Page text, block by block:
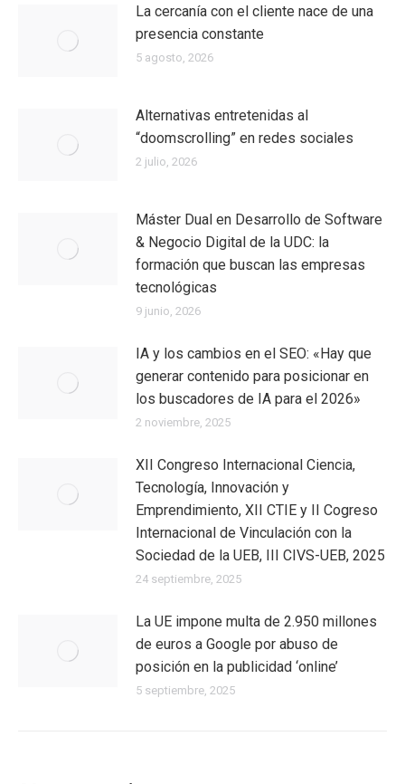
La cercanía con el cliente nace de una
presencia constante
5 agosto, 2026
Alternativas entretenidas al
“doomscrolling” en redes sociales
2 julio, 2026
Máster Dual en Desarrollo de Software
& Negocio Digital de la UDC: la
formación que buscan las empresas
tecnológicas
9 junio, 2026
IA y los cambios en el SEO: «Hay que
generar contenido para posicionar en
los buscadores de IA para el 2026»
2 noviembre, 2025
XII Congreso Internacional Ciencia,
Tecnología, Innovación y
Emprendimiento, XII CTIE y II Cogreso
Internacional de Vinculación con la
Sociedad de la UEB, III CIVS-UEB, 2025
24 septiembre, 2025
La UE impone multa de 2.950 millones
de euros a Google por abuso de
posición en la publicidad ‘online’
5 septiembre, 2025